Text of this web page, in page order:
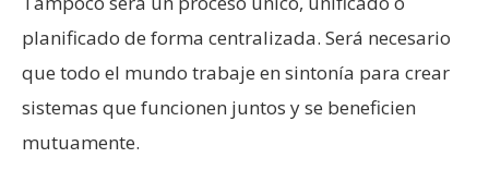
planificado de forma centralizada. Será necesario
que todo el mundo trabaje en sintonía para crear
sistemas que funcionen juntos y se beneficien
mutuamente.